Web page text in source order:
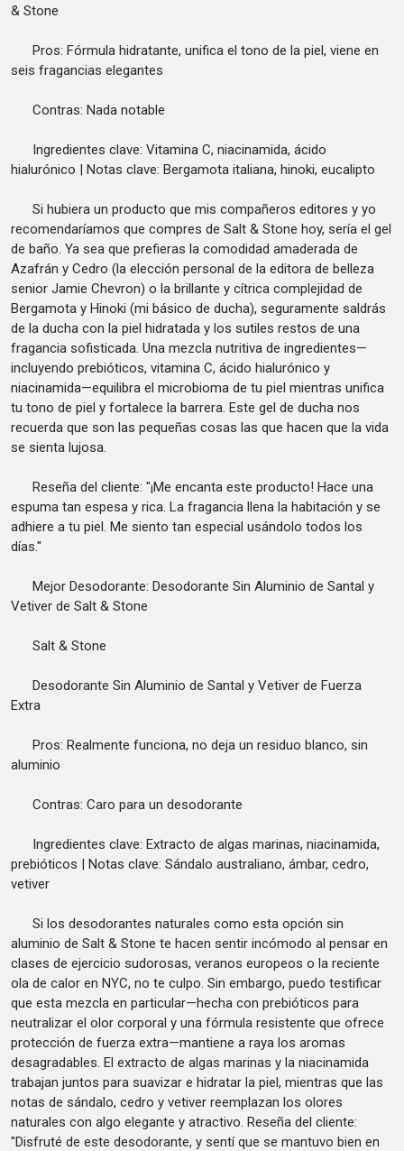
& Stone
Pros: Fórmula hidratante, unifica el tono de la piel, viene en
seis fragancias elegantes
Contras: Nada notable
Ingredientes clave: Vitamina C, niacinamida, ácido
hialurónico | Notas clave: Bergamota italiana, hinoki, eucalipto
Si hubiera un producto que mis compañeros editores y yo
recomendaríamos que compres de Salt & Stone hoy, sería el gel
de baño. Ya sea que prefieras la comodidad amaderada de
Azafrán y Cedro (la elección personal de la editora de belleza
senior Jamie Chevron) o la brillante y cítrica complejidad de
Bergamota y Hinoki (mi básico de ducha), seguramente saldrás
de la ducha con la piel hidratada y los sutiles restos de una
fragancia sofisticada. Una mezcla nutritiva de ingredientes—
incluyendo prebióticos, vitamina C, ácido hialurónico y
niacinamida—equilibra el microbioma de tu piel mientras unifica
tu tono de piel y fortalece la barrera. Este gel de ducha nos
recuerda que son las pequeñas cosas las que hacen que la vida
se sienta lujosa.
Reseña del cliente: "¡Me encanta este producto! Hace una
espuma tan espesa y rica. La fragancia llena la habitación y se
adhiere a tu piel. Me siento tan especial usándolo todos los
días."
Mejor Desodorante: Desodorante Sin Aluminio de Santal y
Vetiver de Salt & Stone
Salt & Stone
Desodorante Sin Aluminio de Santal y Vetiver de Fuerza
Extra
Pros: Realmente funciona, no deja un residuo blanco, sin
aluminio
Contras: Caro para un desodorante
Ingredientes clave: Extracto de algas marinas, niacinamida,
prebióticos | Notas clave: Sándalo australiano, ámbar, cedro,
vetiver
Si los desodorantes naturales como esta opción sin
aluminio de Salt & Stone te hacen sentir incómodo al pensar en
clases de ejercicio sudorosas, veranos europeos o la reciente
ola de calor en NYC, no te culpo. Sin embargo, puedo testificar
que esta mezcla en particular—hecha con prebióticos para
neutralizar el olor corporal y una fórmula resistente que ofrece
protección de fuerza extra—mantiene a raya los aromas
desagradables. El extracto de algas marinas y la niacinamida
trabajan juntos para suavizar e hidratar la piel, mientras que las
notas de sándalo, cedro y vetiver reemplazan los olores
naturales con algo elegante y atractivo. Reseña del cliente:
"Disfruté de este desodorante, y sentí que se mantuvo bien en